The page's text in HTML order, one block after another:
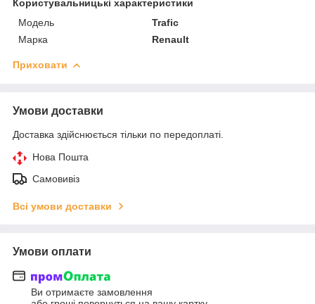
Користувальницькі характеристики
Модель
Trafic
Марка
Renault
Приховати
Умови доставки
Доставка здійснюється тільки по передоплаті.
Нова Пошта
Самовивіз
Всі умови доставки
Умови оплати
Ви отримаєте замовлення